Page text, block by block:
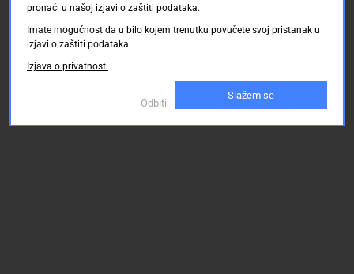
pronaći u našoj izjavi o zaštiti podataka.
Imate mogućnost da u bilo kojem trenutku povučete svoj pristanak u
izjavi o zaštiti podataka.
Izjava o privatnosti
Odbiti
Slažem se